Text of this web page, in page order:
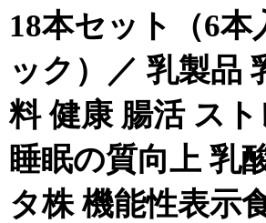
18本セット（6本
ック）／ 乳製品
料 健康 腸活 ス
睡眠の質向上 乳
タ株 機能性表示